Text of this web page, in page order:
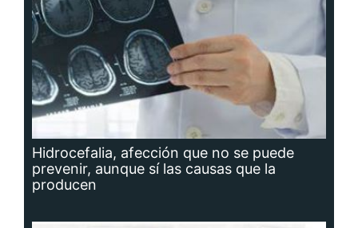
Hidrocefalia, afección que no se puede
prevenir, aunque sí las causas que la
producen